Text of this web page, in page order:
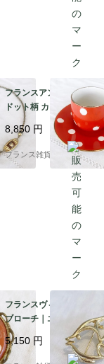
フランスアンティーク
ドット柄 カップ＆ソー
サー | ディゴワン・サ
ルグミンヌ窯 鮮やかな
朱赤 レトロな水玉模様
| 1920年頃 3
8,850 円
フランス雑貨chouchou
フランスヴィンテージ
ブローチ｜エンゼルフ
ィッシュ 魚 ゴールドト
ーン Trifari |1900年代
中頃～後半
5,150 円